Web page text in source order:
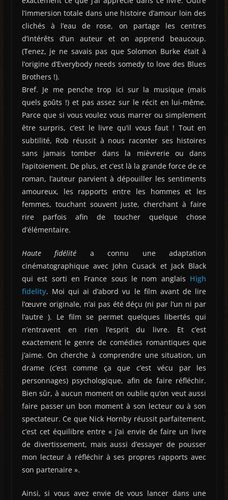
l’immersion totale dans une histoire d’amour loin des
clichés à l’eau de rose, on partage les centres
d’intérêts d’un auteur et on apprend beaucoup.
(Tenez, je ne savais pas que Solomon Burke était à
l’origine d’Everybody needs somedy to love des Blues
Brothers !).
Bref. Je me penche trop ici sur la musique (mais
quels goûts !) et pas assez sur le récit en lui-même.
Parce que si vous voulez vous marrer ou simplement
être surpris, c’est le livre qu’il vous faut ! Tout en
subtilité, Rob réussit à nous raconter ses histoires
sans jamais tomber dans la mièvrerie ou dans
l’apitoiement. De plus, et c’est là la grande force de ce
roman, l’auteur parvient à dépouiller les sentiments
amoureux, les rapports entre les hommes et les
femmes, touchant souvent juste, cherchant à faire
rire parfois afin de toucher quelque chose
d’élémentaire.
Haute fidélité a connu une adaptation
cinématographique avec John Cusack et Jack Black
qui est sorti en France sous le nom anglais High
fidelity. Moi qui ai d’abord vu le film avant de lire
l’œuvre originale, n’ai pas été déçu (ni par l’un ni par
l’autre ). Le film se permet quelques libertés qui
n’entravent en rien l’esprit du livre. Et c’est
exactement le genre de comédies romantiques que
j’aime. On cherche à comprendre une situation, un
drame (c’est comme ça que c’est vécu par les
personnages) psychologique, afin de faire réfléchir.
Bien sûr, à aucun moment on oublie qu’on veut aussi
faire passer un bon moment à son lecteur ou à son
spectateur. Ce que Nick Hornby réussit parfaitement,
c’est cet équilibre entre « j’ai envie de faire un livre
de divertissement, mais aussi d’essayer de pousser
mon lecteur à réfléchir à ses propres rapports avec
son partenaire ».
Ainsi, si vous avez envie de vous lancer dans une